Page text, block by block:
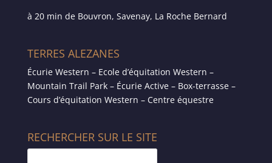
à 20 min de Bouvron, Savenay, La Roche Bernard
TERRES ALEZANES
Écurie Western – Ecole d’équitation Western –
Mountain Trail Park – Écurie Active – Box-terrasse –
Cours d’équitation Western – Centre équestre
RECHERCHER SUR LE SITE